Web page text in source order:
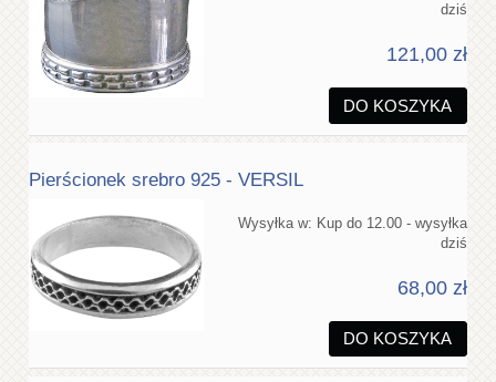
dziś
121,00 zł
DO KOSZYKA
Pierścionek srebro 925 - VERSIL
Wysyłka w: Kup do 12.00 - wysyłka
dziś
68,00 zł
DO KOSZYKA